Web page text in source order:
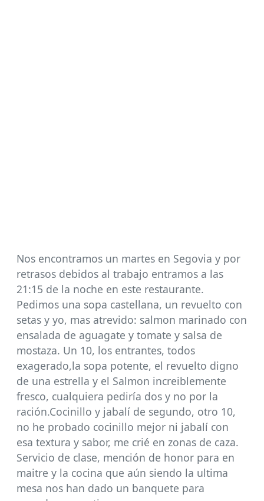
Nos encontramos un martes en Segovia y por
retrasos debidos al trabajo entramos a las
21:15 de la noche en este restaurante.
Pedimos una sopa castellana, un revuelto con
setas y yo, mas atrevido: salmon marinado con
ensalada de aguagate y tomate y salsa de
mostaza. Un 10, los entrantes, todos
exagerado,la sopa potente, el revuelto digno
de una estrella y el Salmon increiblemente
fresco, cualquiera pediría dos y no por la
ración.Cocinillo y jabalí de segundo, otro 10,
no he probado cocinillo mejor ni jabalí con
esa textura y sabor, me crié en zonas de caza.
Servicio de clase, mención de honor para en
maitre y la cocina que aún siendo la ultima
mesa nos han dado un banquete para